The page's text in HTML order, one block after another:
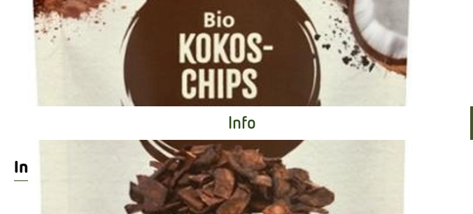
Info
Info